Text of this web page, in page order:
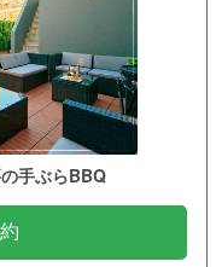
手ぶらBBQ